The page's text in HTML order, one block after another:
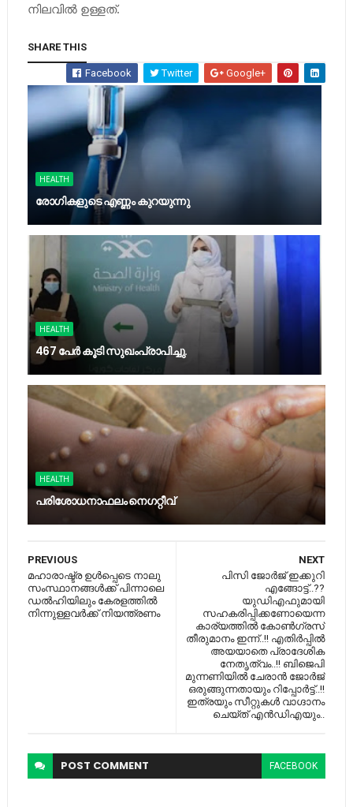
നിലവില്‍ ഉള്ളത്.
SHARE THIS
Facebook Twitter Google+
HEALTH
രോഗികളുടെ എണ്ണം കുറയുന്നു
HEALTH
467 പേര്‍ കൂടി സുഖംപ്രാപിച്ചു.
HEALTH
പ​രി​ശോ​ധ​നാ​ഫ​ലം നെ​ഗ​റ്റീ​വ്
NEXT
പിസി ജോര്‍ജ് ഇക്കുറി
എങ്ങോട്ട്..??
യുഡിഎഫുമായി
സഹകരിപ്പിക്കണോയെന്ന
കാര്യത്തില്‍ കോണ്‍ഗ്രസ്
തീരുമാനം ഇന്ന്..!! എതിര്‍പ്പില്‍
അയയാതെ പ്രാദേശിക
നേതൃത്വം..!! ബിജെപി
മുന്നണിയില്‍ ചേരാന്‍ ജോര്‍ജ്
ഒരുങ്ങുന്നതായും റിപ്പോര്‍ട്ട്..!!
ഇത്രയും സീറ്റുകൾ വാഗ്ദാനം
ചെയ്ത് എന്‍ഡിഎയും..
PREVIOUS
മഹാരാഷ്ട്ര ഉള്‍പ്പെടെ നാലു
സംസ്ഥാനങ്ങള്‍ക്ക് പിന്നാലെ
ഡല്‍ഹിയിലും കേരളത്തില്‍
നിന്നുള്ളവര്‍ക്ക് നിയന്ത്രണം
POST COMMENT FACEBOOK